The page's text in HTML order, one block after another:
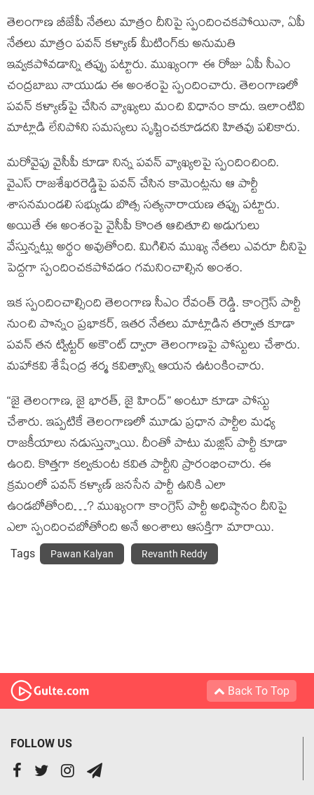
తెలంగాణ బీజేపీ నేతలు మాత్రం దీనిపై స్పందించకపోయినా, ఏపీ
నేతలు మాత్రం పవన్ కళ్యాణ్ మీటింగ్‌కు అనుమతి
ఇవ్వకపోవడాన్ని తప్పు పట్టారు. ముఖ్యంగా ఈ రోజు ఏపీ సీఎం
చంద్రబాబు నాయుడు ఈ అంశంపై స్పందించారు. తెలంగాణలో
పవన్ కళ్యాణ్‌పై చేసిన వ్యాఖ్యలు మంచి విధానం కాదు. ఇలాంటివి
మాట్లాడి లేనిపోని సమస్యలు సృష్టించకూడదని హితవు పలికారు.
మరోవైపు వైసీపీ కూడా నిన్న పవన్ వ్యాఖ్యలపై స్పందించింది.
వైఎస్ రాజశేఖరరెడ్డిపై పవన్ చేసిన కామెంట్లను ఆ పార్టీ
శాసనమండలి సభ్యుడు బొత్స సత్యనారాయణ తప్పు పట్టారు.
అయితే ఈ అంశంపై వైసీపీ కొంత ఆచితూచి అడుగులు
వేస్తున్నట్లు అర్థం అవుతోంది. మిగిలిన ముఖ్య నేతలు ఎవరూ దీనిపై
పెద్దగా స్పందించకపోవడం గమనించాల్సిన అంశం.
ఇక స్పందించాల్సింది తెలంగాణ సీఎం రేవంత్ రెడ్డి. కాంగ్రెస్ పార్టీ
నుంచి పొన్నం ప్రభాకర్, ఇతర నేతలు మాట్లాడిన తర్వాత కూడా
పవన్ తన ట్విట్టర్ అకౌంట్ ద్వారా తెలంగాణపై పోస్టులు చేశారు.
మహాకవి శేషేంద్ర శర్మ కవిత్వాన్ని ఆయన ఉటంకించారు.
“జై తెలంగాణ, జై భారత్, జై హింద్” అంటూ కూడా పోస్టు
చేశారు. ఇప్పటికే తెలంగాణలో మూడు ప్రధాన పార్టీల మధ్య
రాజకీయాలు నడుస్తున్నాయి. దీంతో పాటు మజ్లిస్ పార్టీ కూడా
ఉంది. కొత్తగా కల్వకుంట కవిత పార్టీని ప్రారంభించారు. ఈ
క్రమంలో పవన్ కళ్యాణ్ జనసేన పార్టీ ఉనికి ఎలా
ఉండబోతోంది…? ముఖ్యంగా కాంగ్రెస్ పార్టీ అధిష్ఠానం దీనిపై
ఎలా స్పందించబోతోంది అనే అంశాలు ఆసక్తిగా మారాయి.
Tags Pawan Kalyan Revanth Reddy
Back To Top
FOLLOW US